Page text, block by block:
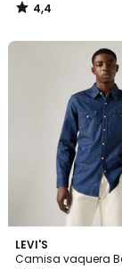
4,4
/
LEVI'S
Camisa vaquera
4,6
/ 5
2
Colores